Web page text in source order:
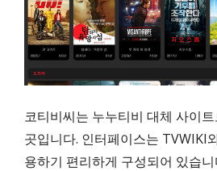
코티비씨는 누누티비 대체 사이
곳입니다. 인터페이스는 TVWIKI
용하기 편리하게 구성되어 있습